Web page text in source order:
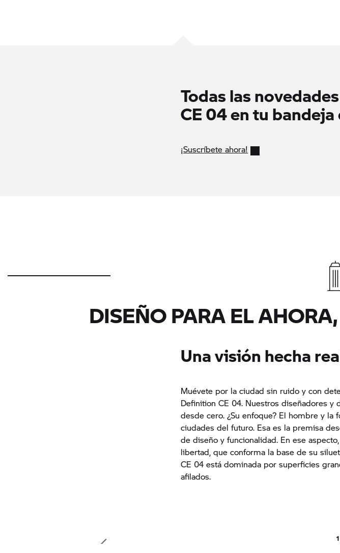
Todas las
CE 04 en tu
¡Suscríbete ahora!
DISEÑO PARA EL
Una visión hecha
Muévete por la ciudad sin ruido y con
Definition CE 04. Nuestros diseñadores
desde cero. ¿Su enfoque? El hombre y
ciudades del futuro. Esa es la premisa
de diseño y funcionalidad. En ese
libertad, que conforma la base de su
CE 04 está dominada por superficies
afilados.